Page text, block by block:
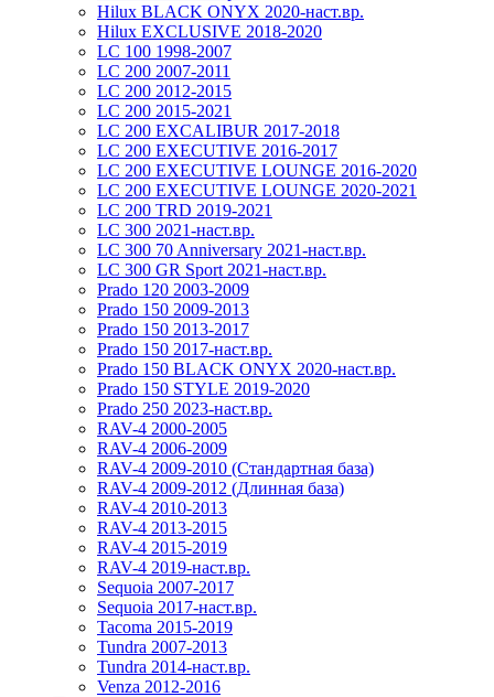
Hilux BLACK ONYX 2020-наст.вр.
Hilux EXCLUSIVE 2018-2020
LC 100 1998-2007
LC 200 2007-2011
LC 200 2012-2015
LC 200 2015-2021
LC 200 EXCALIBUR 2017-2018
LC 200 EXECUTIVE 2016-2017
LC 200 EXECUTIVE LOUNGE 2016-2020
LC 200 EXECUTIVE LOUNGE 2020-2021
LC 200 TRD 2019-2021
LC 300 2021-наст.вр.
LC 300 70 Anniversary 2021-наст.вр.
LC 300 GR Sport 2021-наст.вр.
Prado 120 2003-2009
Prado 150 2009-2013
Prado 150 2013-2017
Prado 150 2017-наст.вр.
Prado 150 BLACK ONYX 2020-наст.вр.
Prado 150 STYLE 2019-2020
Prado 250 2023-наст.вр.
RAV-4 2000-2005
RAV-4 2006-2009
RAV-4 2009-2010 (Стандартная база)
RAV-4 2009-2012 (Длинная база)
RAV-4 2010-2013
RAV-4 2013-2015
RAV-4 2015-2019
RAV-4 2019-наст.вр.
Sequoia 2007-2017
Sequoia 2017-наст.вр.
Tacoma 2015-2019
Tundra 2007-2013
Tundra 2014-наст.вр.
Venza 2012-2016